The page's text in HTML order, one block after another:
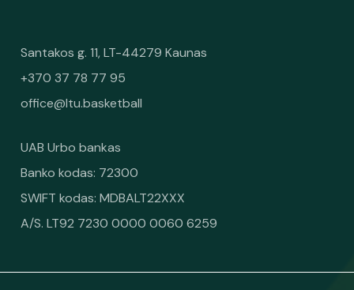
Santakos g. 11, LT-44279 Kaunas
+370 37 78 77 95
office@ltu.basketball
UAB Urbo bankas
Banko kodas: 72300
SWIFT kodas: MDBALT22XXX
A/S. LT92 7230 0000 0060 6259